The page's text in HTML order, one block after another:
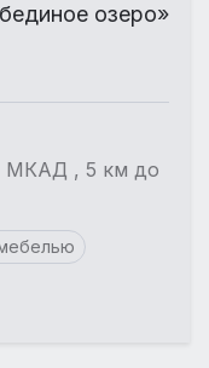
озеро»
МКАД , 5 км до